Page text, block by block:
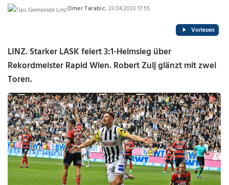
Omer Tarabic, 23.04.2023 17:55
Vorlesen
LINZ. Starker LASK feiert 3:1-Heimsieg über
Rekordmeister Rapid Wien. Robert Zulj glänzt mit zwei
Toren.